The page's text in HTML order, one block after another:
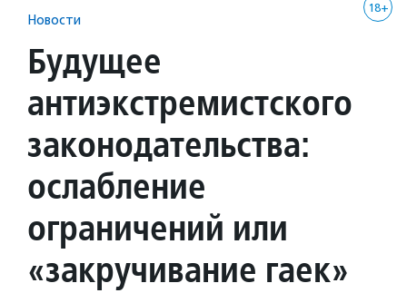
18+
Новости
Будущее
антиэкстремистского
законодательства:
ослабление
ограничений или
«закручивание гаек»